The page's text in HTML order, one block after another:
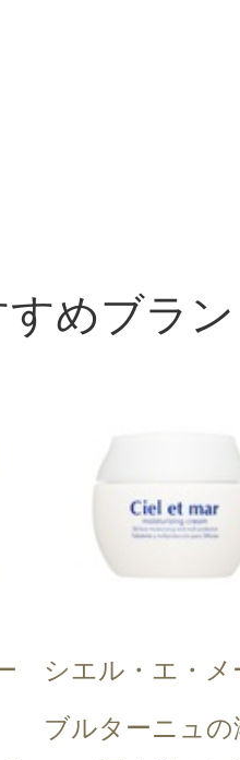
すめブラ
シエル・エ・メ
ブルターニュの